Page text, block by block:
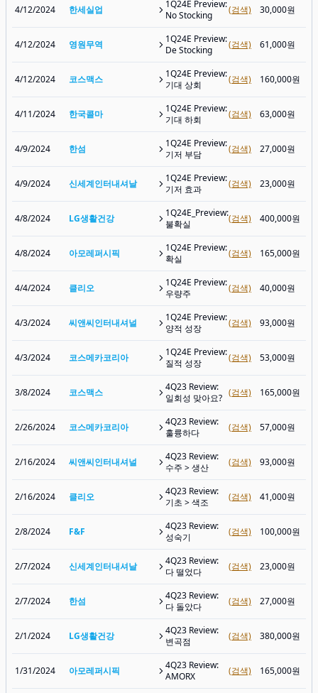
4/12/2024 한세실업
1Q24E Preview:
No Stocking
(검색) 30,000원
4/12/2024 영원무역
1Q24E Preview:
De Stocking
(검색) 61,000원
4/12/2024 코스맥스
1Q24E Preview:
기대 상회
(검색) 160,000원
4/11/2024 한국콜마
1Q24E Preview:
기대 하회
(검색) 63,000원
4/9/2024 한섬
1Q24E Preview:
기저 부담
(검색) 27,000원
4/9/2024 신세계인터내셔날
1Q24E Preview:
기저 효과
(검색) 23,000원
4/8/2024 LG생활건강
1Q24E_Preview:
불확실
(검색) 400,000원
4/8/2024 아모레퍼시픽
1Q24E Preview:
확실
(검색) 165,000원
4/4/2024 클리오
1Q24E Preview:
우량주
(검색) 40,000원
4/3/2024 씨앤씨인터내셔널
1Q24E Preview:
양적 성장
(검색) 93,000원
4/3/2024 코스메카코리아
1Q24E Preview:
질적 성장
(검색) 53,000원
3/8/2024 코스맥스
4Q23 Review:
일회성 맞아요? (검색) 165,000원
2/26/2024 코스메카코리아
4Q23 Review:
훌륭하다
(검색) 57,000원
2/16/2024 씨앤씨인터내셔널
4Q23 Review:
수주 > 생산
(검색) 93,000원
2/16/2024 클리오
4Q23 Review:
기초 > 색조
(검색) 41,000원
2/8/2024 F&F
4Q23 Review:
성숙기
(검색) 100,000원
2/7/2024 신세계인터내셔날
4Q23 Review:
다 떨었다
(검색) 23,000원
2/7/2024 한섬
4Q23 Review:
다 돌았다
(검색) 27,000원
2/1/2024 LG생활건강
4Q23 Review:
변곡점
(검색) 380,000원
1/31/2024 아모레퍼시픽
4Q23 Review:
AMORX
(검색) 165,000원